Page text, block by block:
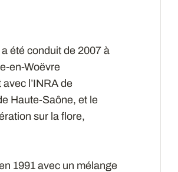
été conduit de 2007 à
en-Woëvre
l’INRA de
Haute-Saône, et le
sur la flore,
1991 avec un mélange